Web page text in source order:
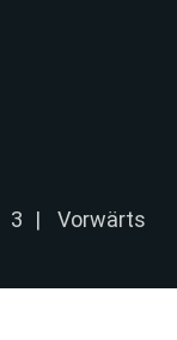
3 Vorwärts